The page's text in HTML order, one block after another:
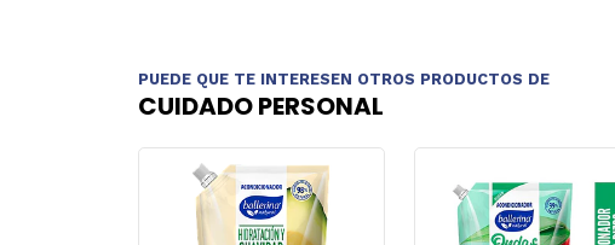
PUEDE QUE TE INTERESEN OTROS PRODUCTOS DE
CUIDADO PERSONAL